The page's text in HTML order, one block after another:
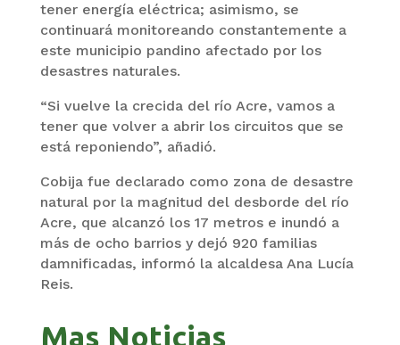
tener energía eléctrica; asimismo, se
continuará monitoreando constantemente a
este municipio pandino afectado por los
desastres naturales.
“Si vuelve la crecida del río Acre, vamos a
tener que volver a abrir los circuitos que se
está reponiendo”, añadió.
Cobija fue declarado como zona de desastre
natural por la magnitud del desborde del río
Acre, que alcanzó los 17 metros e inundó a
más de ocho barrios y dejó 920 familias
damnificadas, informó la alcaldesa Ana Lucía
Reis.
Mas Noticias